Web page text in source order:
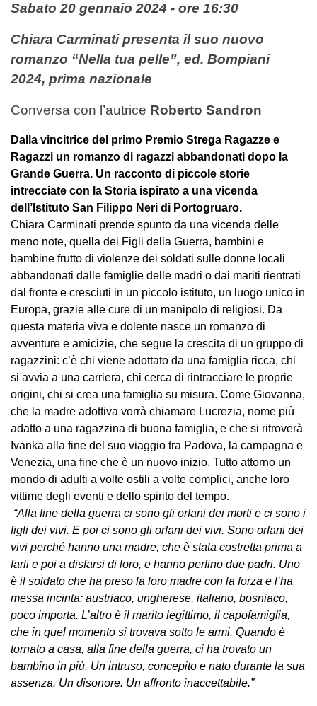
Sabato 20 gennaio 2024 - ore 16:30
Chiara Carminati presenta il suo nuovo
romanzo “Nella tua pelle”, ed. Bompiani
2024, prima nazionale
Conversa con l’autrice Roberto Sandron
Dalla vincitrice del primo Premio Strega Ragazze e
Ragazzi un romanzo di ragazzi abbandonati dopo la
Grande Guerra. Un racconto di piccole storie
intrecciate con la Storia ispirato a una vicenda
dell’Istituto San Filippo Neri di Portogruaro.
Chiara Carminati prende spunto da una vicenda delle
meno note, quella dei Figli della Guerra, bambini e
bambine frutto di violenze dei soldati sulle donne locali
abbandonati dalle famiglie delle madri o dai mariti rientrati
dal fronte e cresciuti in un piccolo istituto, un luogo unico in
Europa, grazie alle cure di un manipolo di religiosi. Da
questa materia viva e dolente nasce un romanzo di
avventure e amicizie, che segue la crescita di un gruppo di
ragazzini: c’è chi viene adottato da una famiglia ricca, chi
si avvia a una carriera, chi cerca di rintracciare le proprie
origini, chi si crea una famiglia su misura. Come Giovanna,
che la madre adottiva vorrà chiamare Lucrezia, nome più
adatto a una ragazzina di buona famiglia, e che si ritroverà
Ivanka alla fine del suo viaggio tra Padova, la campagna e
Venezia, una fine che è un nuovo inizio. Tutto attorno un
mondo di adulti a volte ostili a volte complici, anche loro
vittime degli eventi e dello spirito del tempo.
“Alla fine della guerra ci sono gli orfani dei morti e ci sono i
figli dei vivi. E poi ci sono gli orfani dei vivi. Sono orfani dei
vivi perché hanno una madre, che è stata costretta prima a
farli e poi a disfarsi di loro, e hanno perfino due padri. Uno
è il soldato che ha preso la loro madre con la forza e l’ha
messa incinta: austriaco, ungherese, italiano, bosniaco,
poco importa. L’altro è il marito legittimo, il capofamiglia,
che in quel momento si trovava sotto le armi. Quando è
tornato a casa, alla fine della guerra, ci ha trovato un
bambino in più. Un intruso, concepito e nato durante la sua
assenza. Un disonore. Un affronto inaccettabile.”